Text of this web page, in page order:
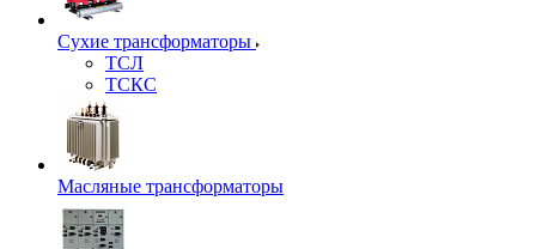
Сухие трансформаторы
ТСЛ
ТСКС
Масляные трансформаторы